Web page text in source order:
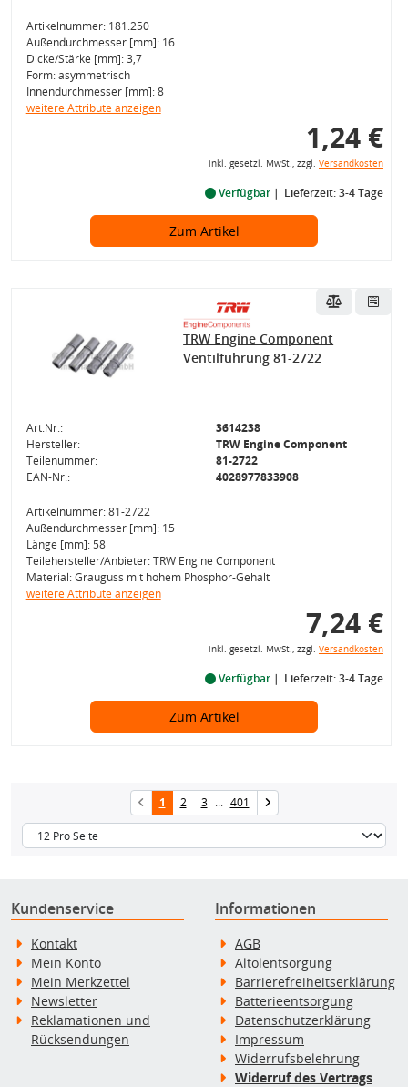
Artikelnummer: 181.250
Außendurchmesser [mm]: 16
Dicke/Stärke [mm]: 3,7
Form: asymmetrisch
Innendurchmesser [mm]: 8
weitere Attribute anzeigen
1,24 €
inkl. gesetzl. MwSt., zzgl. Versandkosten
Verfügbar Lieferzeit: 3-4 Tage
Zum Artikel
TRW Engine Component
Ventilführung 81-2722
Art.Nr.:
3614238
Hersteller:
TRW Engine Component
Teilenummer:
81-2722
EAN-Nr.:
4028977833908
Artikelnummer: 81-2722
Außendurchmesser [mm]: 15
Länge [mm]: 58
Teilehersteller/Anbieter: TRW Engine Component
Material: Grauguss mit hohem Phosphor-Gehalt
weitere Attribute anzeigen
7,24 €
inkl. gesetzl. MwSt., zzgl. Versandkosten
Verfügbar Lieferzeit: 3-4 Tage
Zum Artikel
1 2 3 ... 401
Kundenservice
Kontakt
Mein Konto
Mein Merkzettel
Newsletter
Reklamationen und
Rücksendungen
Informationen
AGB
Altölentsorgung
Barrierefreiheitserklärung
Batterieentsorgung
Datenschutzerklärung
Impressum
Widerrufsbelehrung
Widerruf des Vertrags